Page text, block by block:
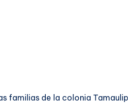
familias de la colonia